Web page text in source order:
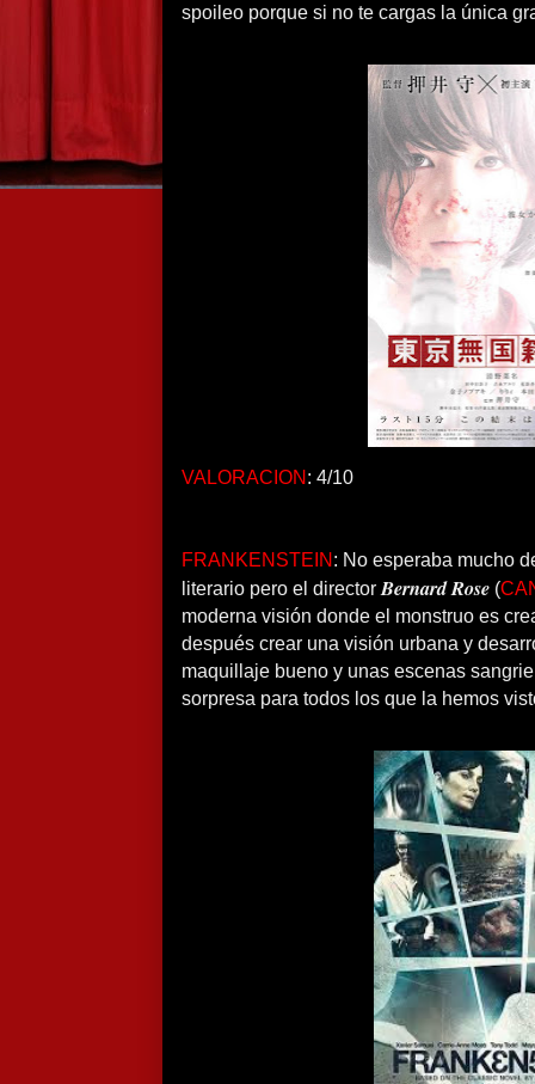
spoileo porque si no te cargas la única
VALORACION: 4/10
FRANKENSTEIN: No esperaba mucho
literario pero el director Bernard Rose (
moderna visión donde el monstruo es
después crear una visión urbana y
maquillaje bueno y unas escenas
sorpresa para todos los que la hemos